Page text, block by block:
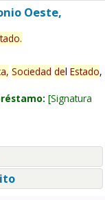
Oeste,
.
Sociedad del Estado,
Signatura